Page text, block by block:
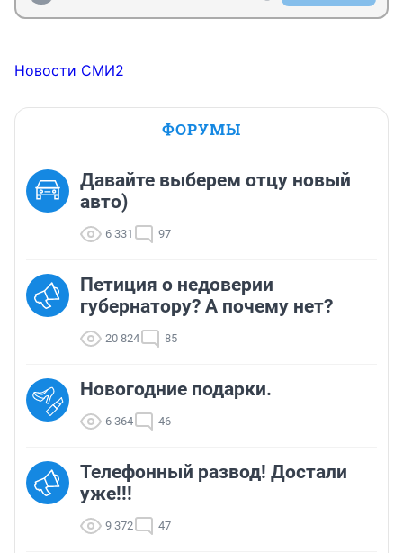
Новости СМИ2
ФОРУМЫ
Давайте выберем отцу новый
авто)
6 331 97
Петиция о недоверии
губернатору? А почему нет?
20 824 85
Новогодние подарки.
6 364 46
Телефонный развод! Достали
уже!!!
9 372 47